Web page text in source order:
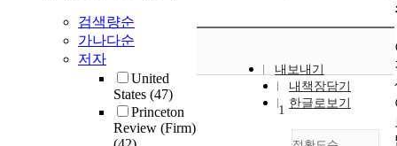
검색량순
가나다순
저자
United
States (47)
Princeton
Review (Firm)
내보내기
내책장담기
한글로보기
1